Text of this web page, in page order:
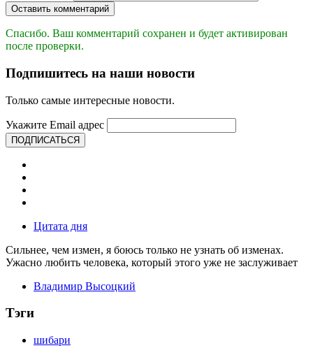
Оставить комментарий
Спасибо. Ваш комментарий сохранен и будет активирован
после проверки.
Подпишитесь на наши новости
Только самые интересные новости.
Укажите Email адрес
ПОДПИСАТЬСЯ
Цитата дня
Сильнее, чем измен, я боюсь только не узнать об изменах.
Ужасно любить человека, который этого уже не заслуживает
Владимир Высоцкий
Тэги
шибари